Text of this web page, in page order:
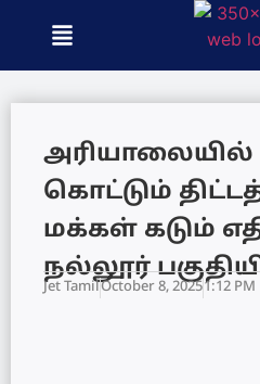
அரியாலையில்
கொட்டும்
மக்கள் கடும்
நல்லூர்
Jet TamilOctober 8, 20251:12 PM